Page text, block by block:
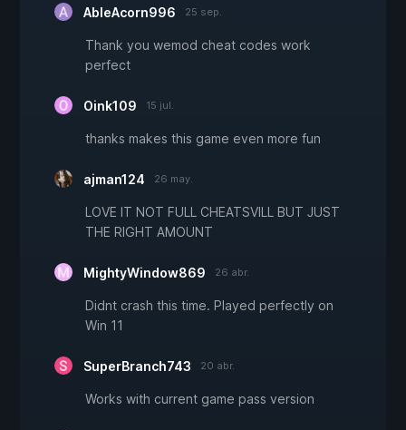
AbleAcorn996 25 sep.
Thank you wemod cheat codes work
perfect
Oink109 15 jul.
thanks makes this game even more fun
ajman124 26 may.
LOVE IT NOT FULL CHEATSVILL BUT JUST
THE RIGHT AMOUNT
MightyWindow869 26 abr.
Didnt crash this time. Played perfectly on
Win 11
SuperBranch743 20 abr.
Works with current game pass version